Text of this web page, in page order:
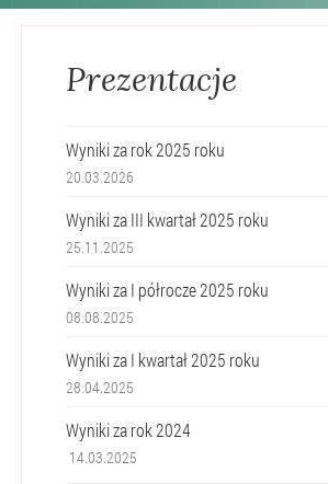
Prezentacje
Wyniki za rok 2025 roku
20.03.2026
Wyniki za III kwartał 2025 roku
25.11.2025
Wyniki za I półrocze 2025 roku
08.08.2025
Wyniki za I kwartał 2025 roku
28.04.2025
Wyniki za rok 2024
14.03.2025